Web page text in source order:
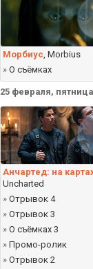
Морбиус, Morbius
» О съёмках
25 февраля, пятница
Анчартед: на
Uncharted
» Отрывок 4
» Отрывок 3
» О съёмках 3
» Промо-ролик
» Отрывок 2